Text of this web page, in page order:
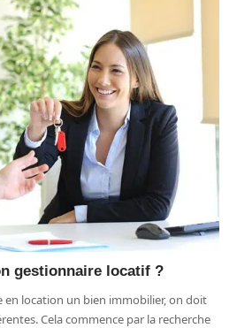
gestionnaire locatif ?
en location un bien immobilier, on doit
Cela commence par la recherche